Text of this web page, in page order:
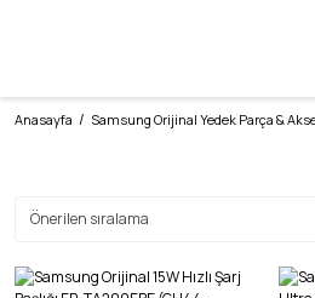
Anasayfa Samsung Orijinal Yedek Parça &